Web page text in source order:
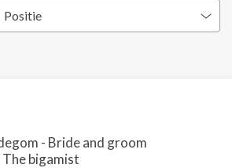
Positie
- Bride and groom
bigamist